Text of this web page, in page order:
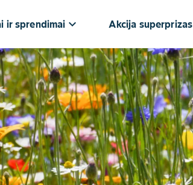
ir sprendimai keyboard_arrow_down Akcija superprizas